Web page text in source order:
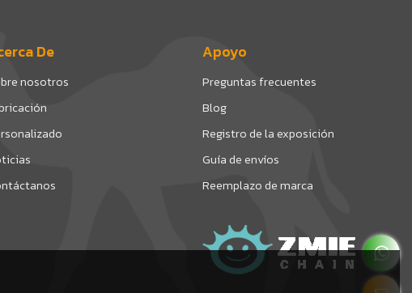
De
nosotros
Apoyo
Preguntas frecuentes
Blog
Registro de la exposición
Guía de envíos
Reemplazo de marca